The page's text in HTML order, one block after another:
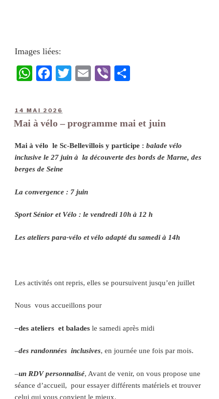
Images liées:
W
ts
A
Fa
bo
ok
T
r
E
Vi
er
14 MAI 2026
Mai à vélo – programme mai et juin
Mai à vélo le Sc-Bellevillois y participe : balade vélo
inclusive le 27 juin à la découverte des bords de Marne, des
berges de Seine
La convergence : 7 juin
Sport Sénior et Vélo : le vendredi 10h à 12 h
Les ateliers para-vélo et vélo adapté du samedi à 14h
Les activités ont repris, elles se poursuivent jusqu’en juillet
Nous vous accueillons pour
–des ateliers et balades le samedi après midi
–des randonnées inclusives, en journée une fois par mois.
–un RDV personnalisé, Avant de venir, on vous propose une
séance d’accueil, pour essayer différents matériels et trouver
celui qui vous convient le mieux.